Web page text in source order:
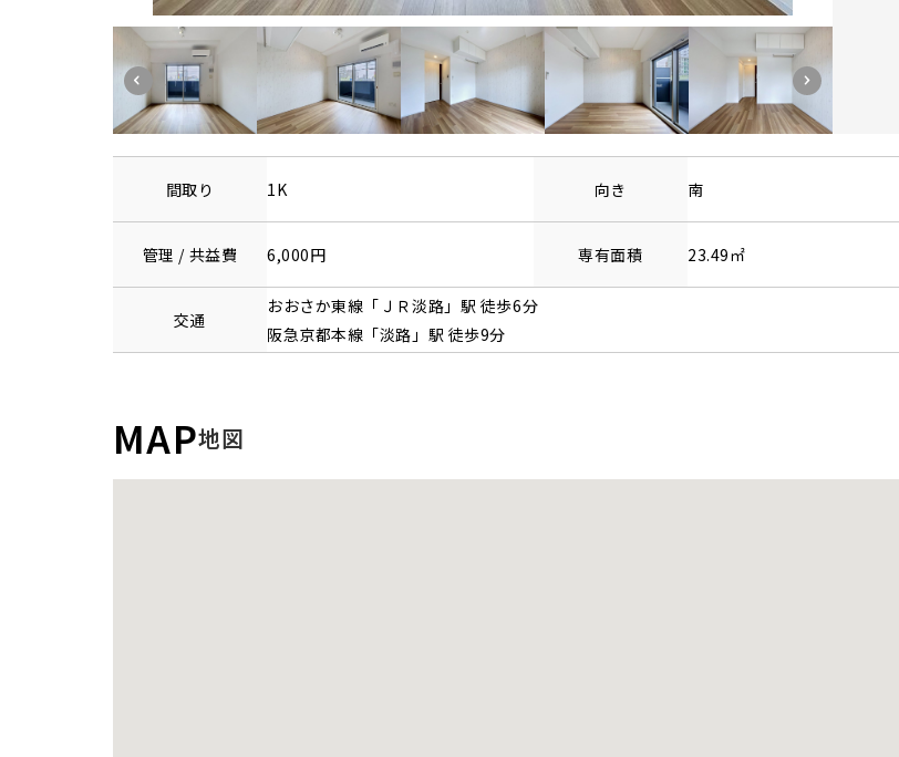
間取り 1K 向き 南
管理 / 共益費 6,000円 専有面積 23.49㎡
交通
おおさか東線 「 ＪＲ淡路 」駅 徒歩6分
阪急京都本線 「淡路 」駅 徒歩9分
MAP地図